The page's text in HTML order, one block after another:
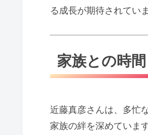
る成長が期待されていま
家族との時
近藤真彦さんは、多忙
家族の絆を深めていま